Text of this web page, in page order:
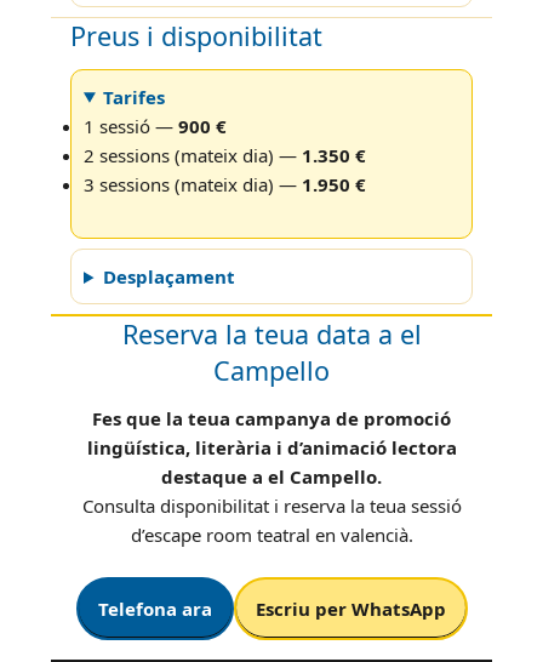
Preus i disponibilitat
Tarifes
1 sessió — 900 €
2 sessions (mateix dia) — 1.350 €
3 sessions (mateix dia) — 1.950 €
Desplaçament
Reserva la teua data a el
Campello
Fes que la teua campanya de promoció
lingüística, literària i d’animació lectora
destaque a el Campello.
Consulta disponibilitat i reserva la teua sessió
d’escape room teatral en valencià.
Telefona ara Escriu per WhatsApp